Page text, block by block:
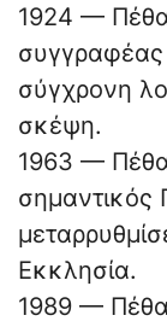
1924 —
σύγχρονη
σκέψη.
1963 —
Εκκλησία.
1989 —